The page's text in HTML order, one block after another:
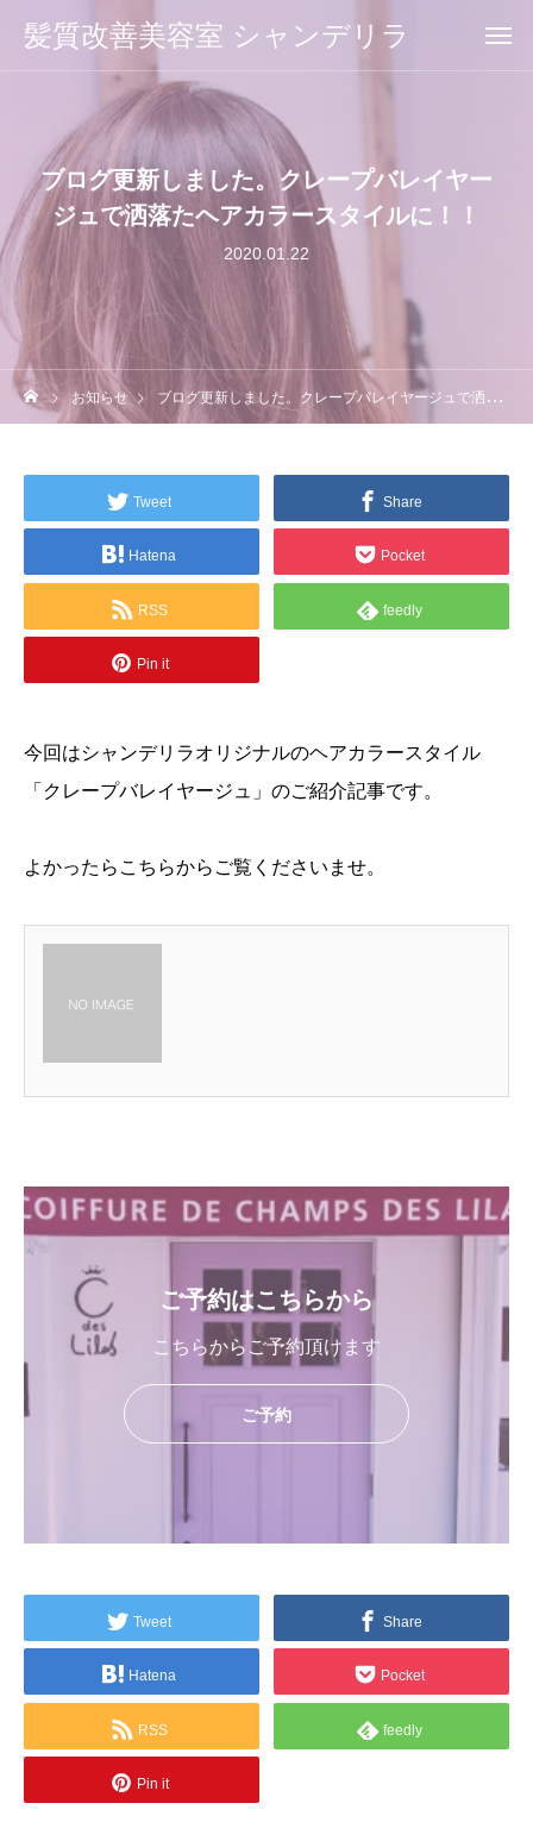
髪質改善美容室 シャンデリラ
ブログ更新しました。クレープバレイヤー
ジュで洒落たヘアカラースタイルに！！
2020.01.22
お知らせ ブログ更新しました。クレープバレイヤージュで洒落たヘアカラースタイルに！！
Tweet Share
Hatena Pocket
RSS feedly
Pin it
今回はシャンデリラオリジナルのヘアカラースタイル
「クレープバレイヤージュ」のご紹介記事です。
よかったらこちらからご覧くださいませ。
ご予約はこちらから
こちらからご予約頂けます
ご予約
Tweet Share
Hatena Pocket
RSS feedly
Pin it